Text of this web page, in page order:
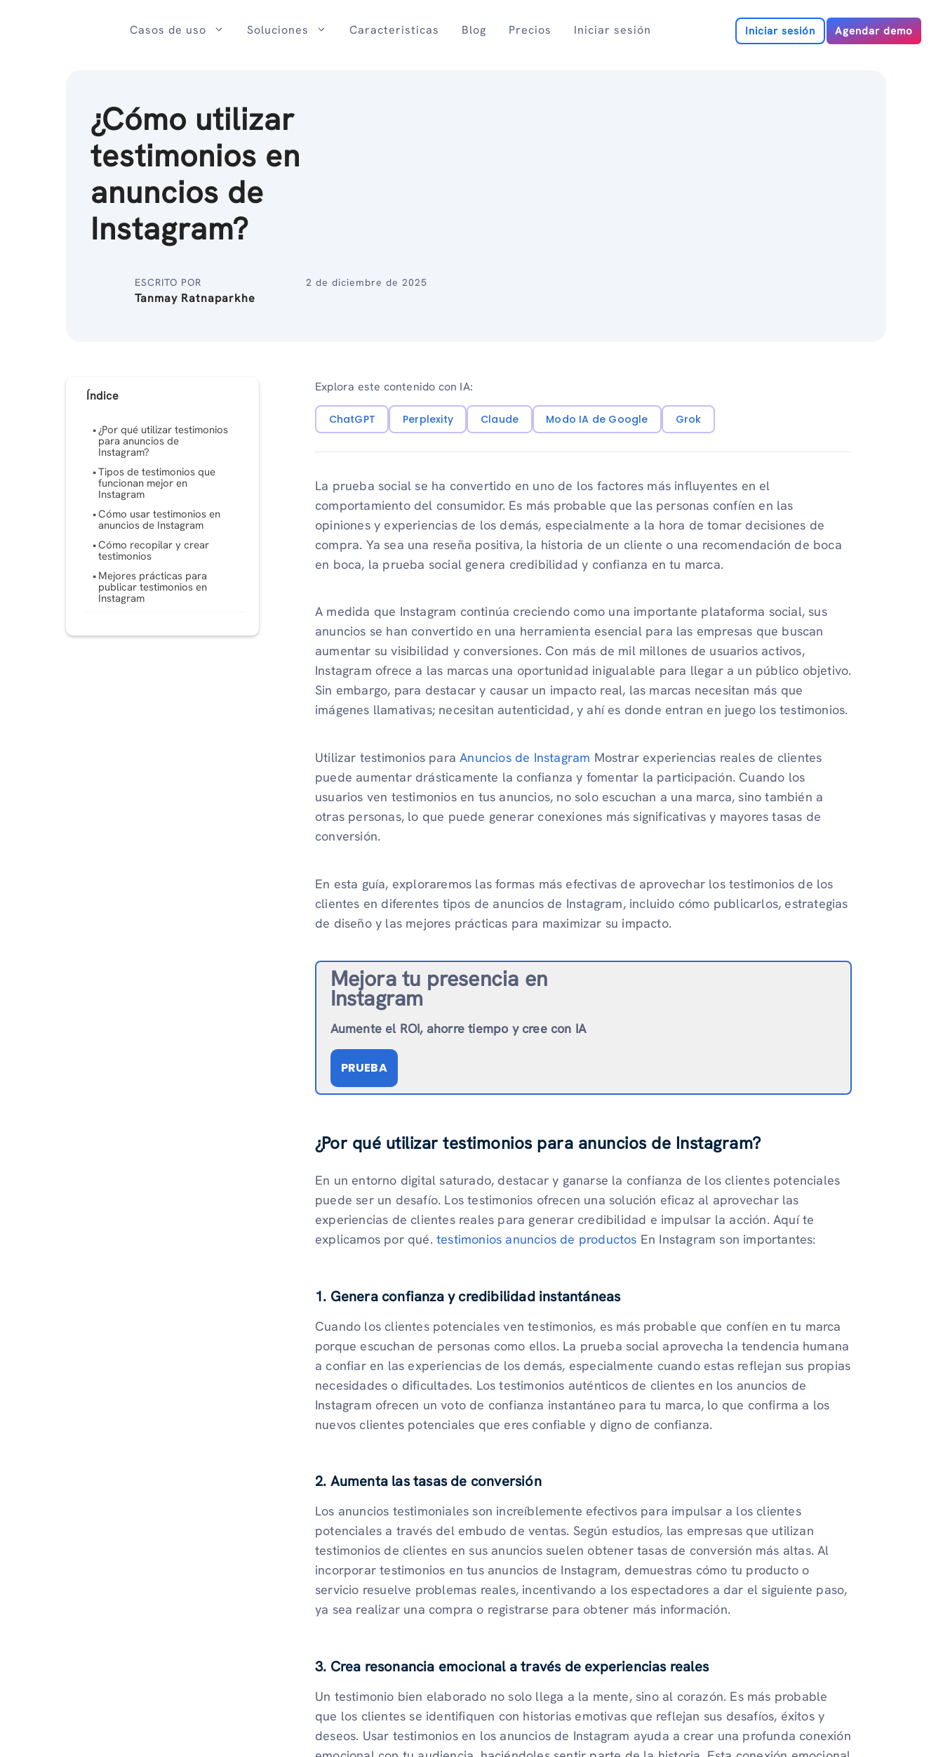
Casos de uso Soluciones Caracteristicas Blog Precios Iniciar sesión Iniciar sesión Agendar demo
¿Cómo utilizar
testimonios en
anuncios de
Instagram?
ESCRITO POR
Tanmay Ratnaparkhe
2 de diciembre de 2025
Índice
¿Por qué utilizar testimonios
para anuncios de
Instagram?
Tipos de testimonios que
funcionan mejor en
Instagram
Cómo usar testimonios en
anuncios de Instagram
Cómo recopilar y crear
testimonios
Mejores prácticas para
publicar testimonios en
Instagram
Explora este contenido con IA:
ChatGPT Perplexity Claude Modo IA de Google Grok
La prueba social se ha convertido en uno de los factores más influyentes en el
comportamiento del consumidor. Es más probable que las personas confíen en las
opiniones y experiencias de los demás, especialmente a la hora de tomar decisiones de
compra. Ya sea una reseña positiva, la historia de un cliente o una recomendación de boca
en boca, la prueba social genera credibilidad y confianza en tu marca.
A medida que Instagram continúa creciendo como una importante plataforma social, sus
anuncios se han convertido en una herramienta esencial para las empresas que buscan
aumentar su visibilidad y conversiones. Con más de mil millones de usuarios activos,
Instagram ofrece a las marcas una oportunidad inigualable para llegar a un público objetivo.
Sin embargo, para destacar y causar un impacto real, las marcas necesitan más que
imágenes llamativas; necesitan autenticidad, y ahí es donde entran en juego los testimonios.
Utilizar testimonios paraAnuncios de Instagram Mostrar experiencias reales de clientes
puede aumentar drásticamente la confianza y fomentar la participación. Cuando los
usuarios ven testimonios en tus anuncios, no solo escuchan a una marca, sino también a
otras personas, lo que puede generar conexiones más significativas y mayores tasas de
conversión.
En esta guía, exploraremos las formas más efectivas de aprovechar los testimonios de los
clientes en diferentes tipos de anuncios de Instagram, incluido cómo publicarlos, estrategias
de diseño y las mejores prácticas para maximizar su impacto.
Mejora tu presencia en
Instagram
Aumente el ROI, ahorre tiempo y cree con IA
PRUEBA
¿Por qué utilizar testimonios para anuncios de Instagram?
En un entorno digital saturado, destacar y ganarse la confianza de los clientes potenciales
puede ser un desafío. Los testimonios ofrecen una solución eficaz al aprovechar las
experiencias de clientes reales para generar credibilidad e impulsar la acción. Aquí te
explicamos por qué.testimonios anuncios de productos En Instagram son importantes:
1. Genera confianza y credibilidad instantáneas
Cuando los clientes potenciales ven testimonios, es más probable que confíen en tu marca
porque escuchan de personas como ellos. La prueba social aprovecha la tendencia humana
a confiar en las experiencias de los demás, especialmente cuando estas reflejan sus propias
necesidades o dificultades. Los testimonios auténticos de clientes en los anuncios de
Instagram ofrecen un voto de confianza instantáneo para tu marca, lo que confirma a los
nuevos clientes potenciales que eres confiable y digno de confianza.
2. Aumenta las tasas de conversión
Los anuncios testimoniales son increíblemente efectivos para impulsar a los clientes
potenciales a través del embudo de ventas. Según estudios, las empresas que utilizan
testimonios de clientes en sus anuncios suelen obtener tasas de conversión más altas. Al
incorporar testimonios en tus anuncios de Instagram, demuestras cómo tu producto o
servicio resuelve problemas reales, incentivando a los espectadores a dar el siguiente paso,
ya sea realizar una compra o registrarse para obtener más información.
3. Crea resonancia emocional a través de experiencias reales
Un testimonio bien elaborado no solo llega a la mente, sino al corazón. Es más probable
que los clientes se identifiquen con historias emotivas que reflejan sus desafíos, éxitos y
deseos. Usar testimonios en los anuncios de Instagram ayuda a crear una profunda conexión